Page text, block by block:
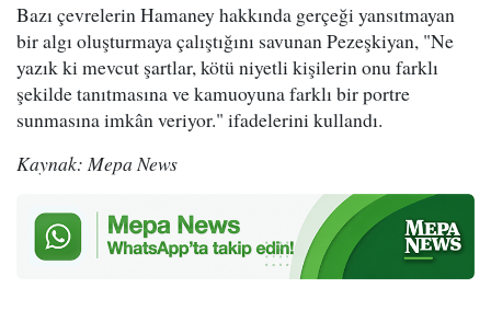
Bazı çevrelerin Hamaney hakkında gerçeği yansıtmayan
bir algı oluşturmaya çalıştığını savunan Pezeşkiyan, "Ne
yazık ki mevcut şartlar, kötü niyetli kişilerin onu farklı
şekilde tanıtmasına ve kamuoyuna farklı bir portre
sunmasına imkân veriyor." ifadelerini kullandı.
Kaynak: Mepa News